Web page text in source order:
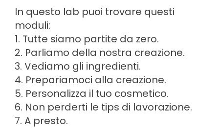
In questo lab puoi trovare questi
moduli:
1. Tutte siamo partite da zero.
2. Parliamo della nostra creazione.
3. Vediamo gli ingredienti.
4. Prepariamoci alla creazione.
5. Personalizza il tuo cosmetico.
6. Non perderti le tips di lavorazione.
7. A presto.